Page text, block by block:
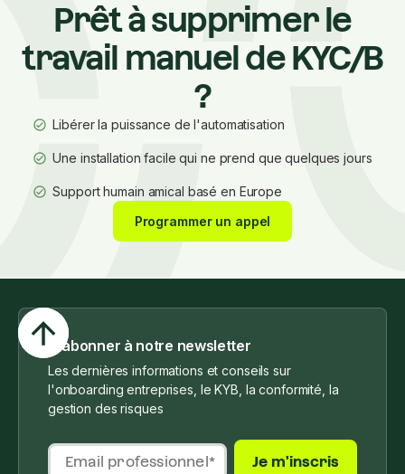
Prêt à supprimer le
travail manuel de KYC/B
?
Libérer la puissance de l'automatisation
Une installation facile qui ne prend que quelques jours
Support humain amical basé en Europe
Programmer un appel
S'abonner à notre newsletter
Les dernières informations et conseils sur
l'onboarding entreprises, le KYB, la conformité, la
gestion des risques